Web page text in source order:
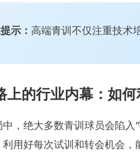
示： 高端青训不仅注重技术
上的行业内幕：如
，绝大多数青训球员会陷入
用好每次试训和转会机会，